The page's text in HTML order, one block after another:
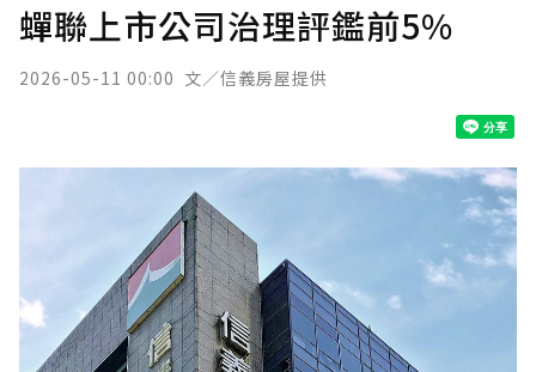
蟬聯上市公司治理評鑑前5%
2026-05-11 00:00 文／信義房屋提供